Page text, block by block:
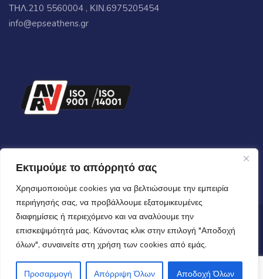
Εκτιμούμε το απόρρητό σας
Χρησιμοποιούμε cookies για να βελτιώσουμε την εμπειρία
περιήγησής σας, να προβάλλουμε εξατομικευμένες
διαφημίσεις ή περιεχόμενο και να αναλύουμε την
επισκεψιμότητά μας. Κάνοντας κλικ στην επιλογή "Αποδοχή
όλων", συναινείτε στη χρήση των cookies από εμάς.
Προσαρμογή Απόρριψη Όλων Αποδοχή Όλων
ΤΗΛ.210 5560004 , ΚΙΝ.6975205454
info@epseathens.gr
Copyrights © 2024 All Rights Reserved by epsecooling.gr
Όροι Χρήσης-Πολιτική Απορρήτου- Cookies| Γ.Ε.Μ.Η
164999601000